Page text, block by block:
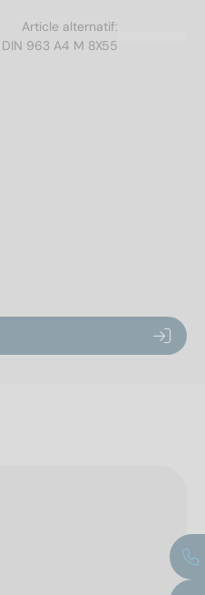
Article alternatif:
DIN 963 A4 M 8X55